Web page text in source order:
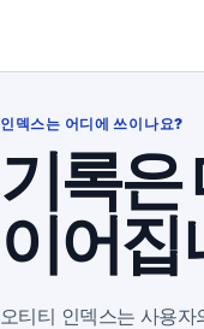
인덱스는 어디에 쓰이나요?
기록은
이어집
오티티 인덱스는 사용